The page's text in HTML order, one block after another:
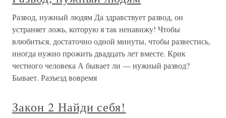
Развод, нужный людям Да здравствует развод, он
устраняет ложь, которую я так ненавижу! Чтобы
влюбиться, достаточно одной минуты, чтобы развестись,
иногда нужно прожить двадцать лет вместе. Крик
честного человека А бывает ли — нужный развод?
Бывает. Разъезд вовремя
Закон 2 Найди себя!